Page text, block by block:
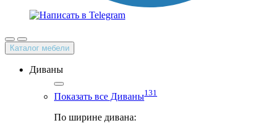
Каталог мебели
Диваны
Показать все Диваны131
По ширине дивана: